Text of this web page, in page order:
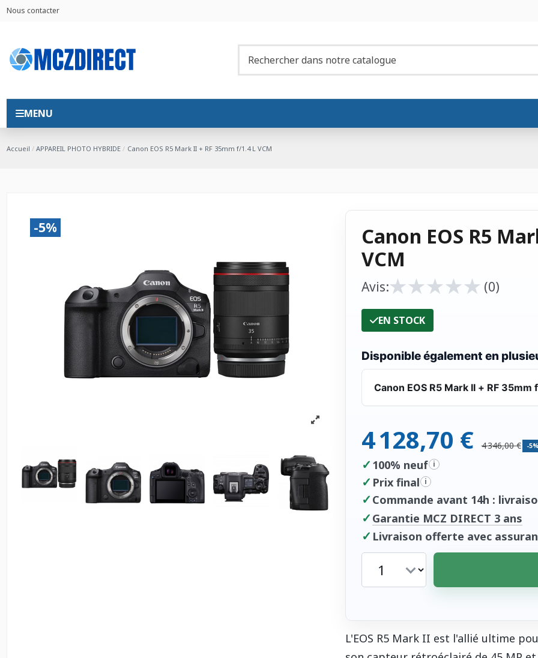
Nous contacter
MENU
Accueil APPAREIL PHOTO HYBRIDE Canon EOS R5 Mark II + RF 35mm f/1.4 L VCM
-5%
Canon EOS R5
VCM
Avis:★
★★
★★
★★
★★
★ (0)
EN STOCK
Disponible également en
Canon EOS R5 Mark II + RF 35mm
4 128,70 € 4 346,00 € -
✓ 100% neuf i
✓ Prix final i
✓ Commande avant 14h :
✓ Garantie MCZ DIRECT 3 ans
✓ Livraison offerte avec
L'EOS R5 Mark II est l'allié ultime